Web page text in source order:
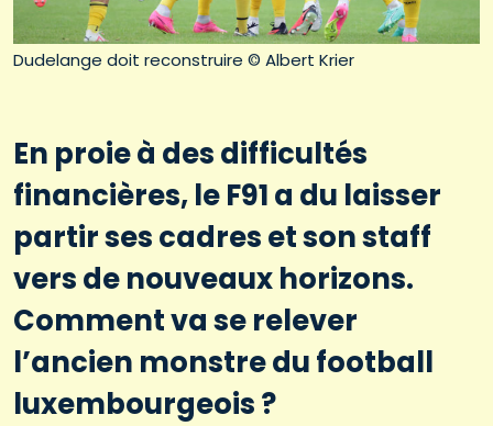
Dudelange doit reconstruire © Albert Krier
En proie à des difficultés
financières, le F91 a du laisser
partir ses cadres et son staff
vers de nouveaux horizons.
Comment va se relever
l’ancien monstre du football
luxembourgeois ?